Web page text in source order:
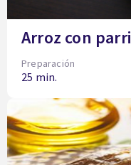
Arroz con
Preparación
25 min.